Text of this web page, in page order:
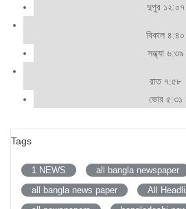
দুপুর ১২:০৭
বিকাল ৪:৪০
সন্ধ্যা ৬:৩৯
রাত ৭:৫৮
ভোর ৫:৩১
Tags
1 NEWS
all bangla newspaper
all bangla news paper
All